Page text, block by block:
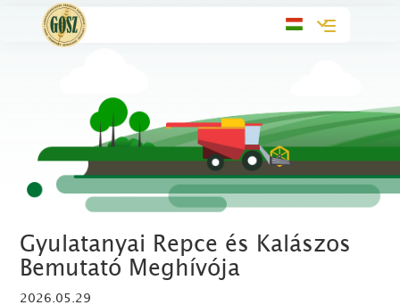
Toggle
Gyulatanyai Repce és Kalászos
Bemutató Meghívója
2026.05.29